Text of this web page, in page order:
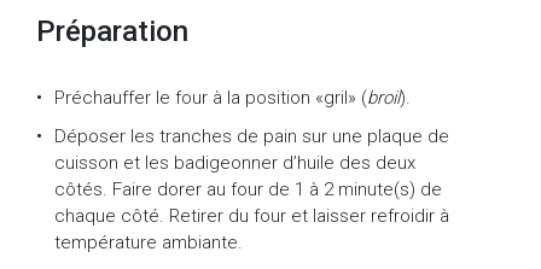
Préparation
Préchauffer le four à la position «gril» (broil).
Déposer les tranches de pain sur une plaque de
cuisson et les badigeonner d’huile des deux
côtés. Faire dorer au four de 1 à 2 minute(s) de
chaque côté. Retirer du four et laisser refroidir à
température ambiante.